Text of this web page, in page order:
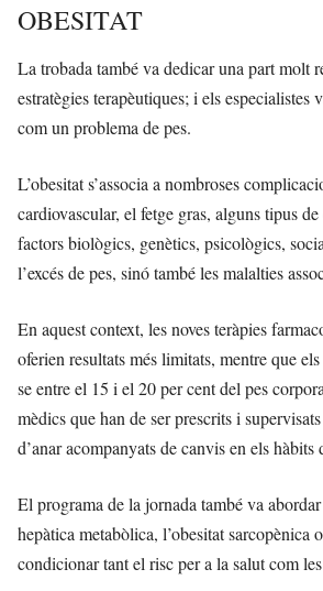
OBESITAT
La trobada també va dedicar una part molt
estratègies terapèutiques; i els
com un problema de pes.
L’obesitat s’associa a nombroses
cardiovascular, el fetge gras, alguns tipus
factors biològics, genètics, psicològics,
l’excés de pes, sinó també les malalties
En aquest context, les noves teràpies
oferien resultats més limitats, mentre que
se entre el 15 i el 20 per cent del pes
mèdics que han de ser prescrits i
d’anar acompanyats de canvis en els hàbits
El programa de la jornada també va
hepàtica metabòlica, l’obesitat
condicionar tant el risc per a la salut com